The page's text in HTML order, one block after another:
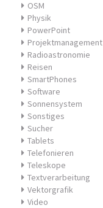
OSM
Physik
PowerPoint
Projektmanagement
Radioastronomie
Reisen
SmartPhones
Software
Sonnensystem
Sonstiges
Sucher
Tablets
Telefonieren
Teleskope
Textverarbeitung
Vektorgrafik
Video